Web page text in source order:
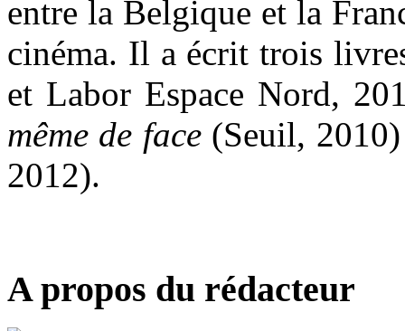
entre la Belgique et la
cinéma. Il a écrit trois
et Labor Espace Nord,
même de face(Seuil,
2012).
A propos du rédacteur